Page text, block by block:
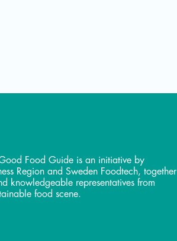
Good Food Guide is an initiative by
Region and Sweden Foodtech, together
knowledgeable representatives from
food scene.